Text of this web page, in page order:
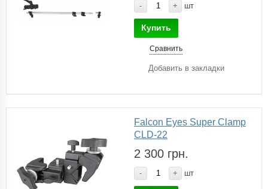
- + шт
Купить
Сравнить
Добавить в закладки
Falcon Eyes Super Clamp
CLD-22
2 300 грн.
- + шт